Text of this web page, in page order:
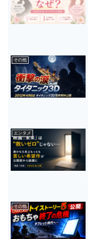
その他
エンタメ
その他